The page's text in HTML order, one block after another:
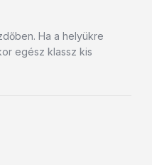
Ha a helyükre
egész klassz kis